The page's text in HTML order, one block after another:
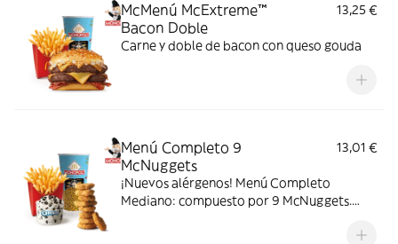
McMenú McExtreme™
Bacon Doble
13,25 €
Carne y doble de bacon con queso gouda
Menú Completo 9
McNuggets
13,01 €
¡Nuevos alérgenos! Menú Completo
Mediano: compuesto por 9 McNuggets.